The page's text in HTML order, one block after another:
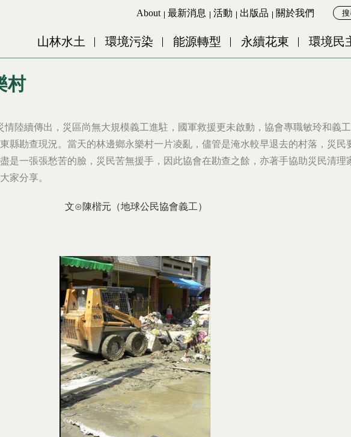
Jump to Navigation
Jump to Main content
About 最新消息 活動 出版品 關於我們
山林水土 環境污染 能源轉型 永續花東 環境民
村
情陸續傳出，災區尚無大規模義工進駐，國軍救援更未啟動，協會專職敏玲和義
縣勘查現況。當天的林邊鄉永樂村一片凌亂，儘管是淹水較早退去的村落，災民
是一張張愁苦的臉，災民苦無援手，因此協會在勘查之餘，亦著手協助災民清理
家分享。
文⊙陳楷元（地球公民協會義工）